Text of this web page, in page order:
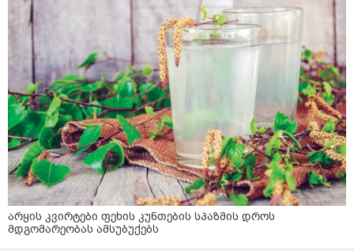
არყის კვირტები ფეხის კუნთების სპაზმის დროს
მდგომარეობას ამსუბუქებს